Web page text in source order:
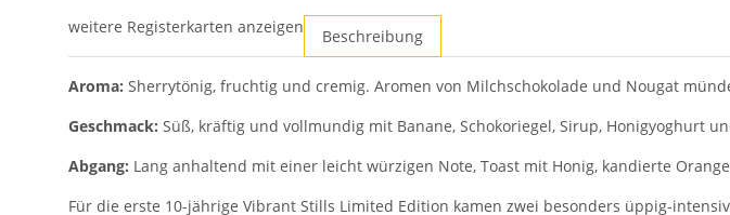
weitere Registerkarten anzeigen Beschreibung
Aroma: Sherrytönig, fruchtig und cremig. Aromen von Milchschokolade und Nougat
Geschmack: Süß, kräftig und vollmundig mit Banane, Schokoriegel, Sirup, Honigyoghurt
Abgang: Lang anhaltend mit einer leicht würzigen Note, Toast mit Honig, kandierte
Für die erste 10-jährige Vibrant Stills Limited Edition kamen zwei besonders üppig-